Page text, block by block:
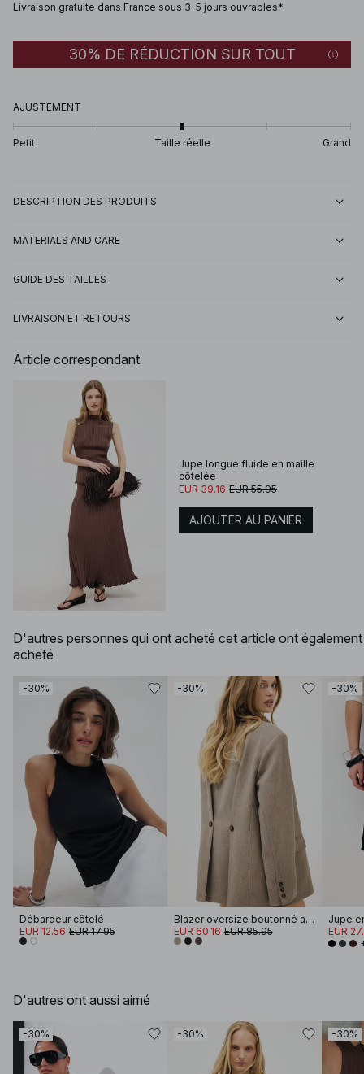
Livraison gratuite dans France sous 3-5 jours ouvrables*
30% DE RÉDUCTION SUR TOUT
AJUSTEMENT
Petit Taille réelle Grand
DESCRIPTION DES PRODUITS
MATERIALS AND CARE
GUIDE DES TAILLES
LIVRAISON ET RETOURS
Article correspondant
Jupe longue fluide en maille
côtelée
EUR 39.16 EUR 55.95
AJOUTER AU PANIER
D'autres personnes qui ont acheté cet article ont également
acheté
-30%
Débardeur côtelé
EUR 12.56 EUR 17.95
-30%
Blazer oversize boutonné au dos
EUR 60.16 EUR 85.95
-30%
Jupe
EUR
D'autres ont aussi aimé
-30% -30% -30%